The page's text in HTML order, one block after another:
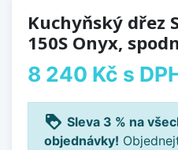
Kuchyňský dřez
150S Onyx,
8 240 Kč s
loyalty Sleva 3 % na
objednávky!